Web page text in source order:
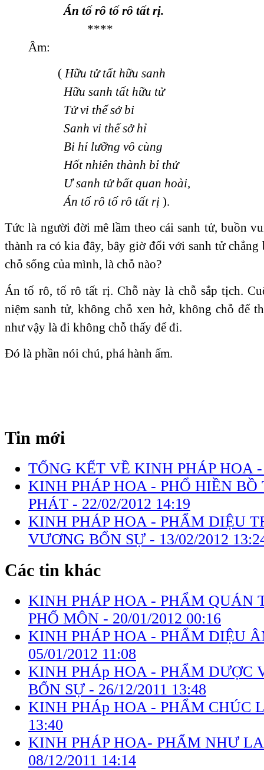
Án tố rô tố rô tất rị.
****
Âm:
(Hữu tử tất hữu sanh
Hữu sanh tất hữu tử
Tử vi thế sở bi
Sanh vi thế sở hỉ
Bi hỉ lưỡng vô cùng
Hốt nhiên thành bỉ thử
Ư sanh tử bất quan hoài,
Án tố rô tố rô tất rị ).
Tức là người đời mê lầm theo cái sanh tử, buồn
thành ra có kia đây, bây giờ đối với sanh tử
chỗ sống của mình, là chỗ nào?
Án tố rô, tố rô tất rị. Chỗ này là chỗ sắp tịch.
niệm sanh tử, không chỗ xen hở, không chỗ để
như vậy là đi không chỗ thấy để đi.
Đó là phần nói chú, phá hành ấm.
Tin mới
TỔNG KẾT VỀ KINH PHÁP HOA
KINH PHÁP HOA - PHỔ HIỀN
PHÁT - 22/02/2012 14:19
KINH PHÁP HOA - PHẨM DIỆU
VƯƠNG BỔN SỰ - 13/02/2012
Các tin khác
KINH PHÁP HOA - PHẨM QUÁN
PHỔ MÔN - 20/01/2012 00:16
KINH PHÁP HOA - PHẨM DIỆU
05/01/2012 11:08
KINH PHÁp HOA - PHẨM DƯỢC
BỔN SỰ - 26/12/2011 13:48
KINH PHÁp HOA - PHẨM CHÚC
13:40
KINH PHÁP HOA- PHẨM NHƯ
08/12/2011 14:14